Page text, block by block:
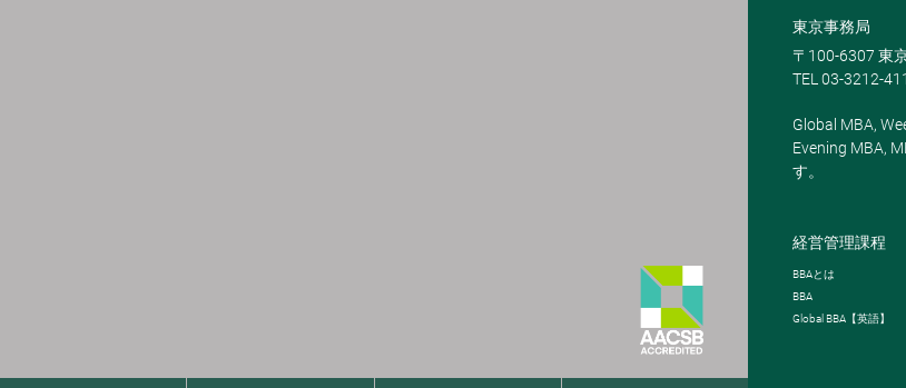
東京事務局
〒100-6307 東
TEL 03-3212-
Global MBA,
Evening MBA,
す。
経営管理課程
BBAとは
BBA
Global BBA 【英語】